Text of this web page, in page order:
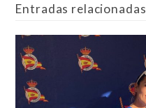
Entradas relacionadas